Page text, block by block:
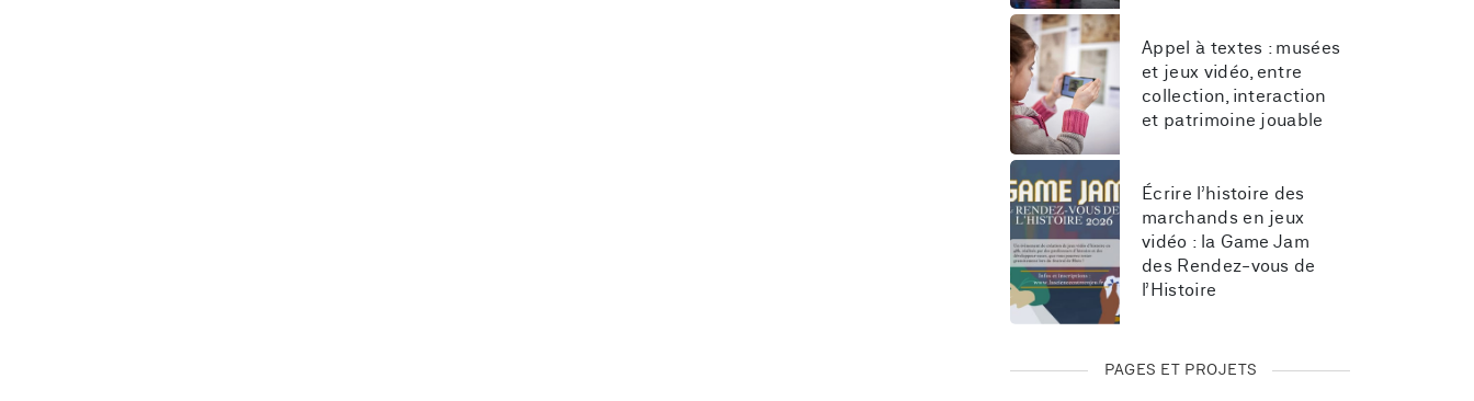
Appel à textes : musées
et jeux vidéo, entre
collection, interaction
et patrimoine jouable
Écrire l’histoire des
marchands en jeux
vidéo : la Game Jam
des Rendez-vous de
l’Histoire
PAGES ET PROJETS